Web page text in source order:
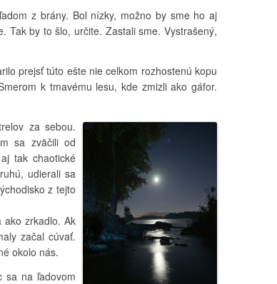
z brány. Bol nízky, možno by sme ho aj
Tak by to šlo, určite. Zastali sme. Vystrašený,
prejsť túto ešte nie celkom rozhostenú kopu
k tmavému lesu, kde zmizli ako gáfor.
za sebou.
sa zväčili od
tak chaotické
udierali sa
z tejto
ako zrkadlo. Ak
začal cúvať.
okolo nás.
sa na ľadovom